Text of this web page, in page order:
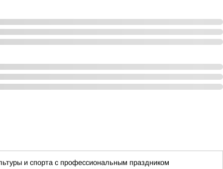
и спорта с профессиональным праздником